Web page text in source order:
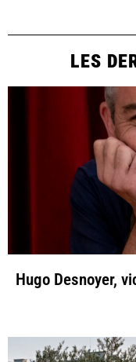
LES
Hugo Desnoyer,